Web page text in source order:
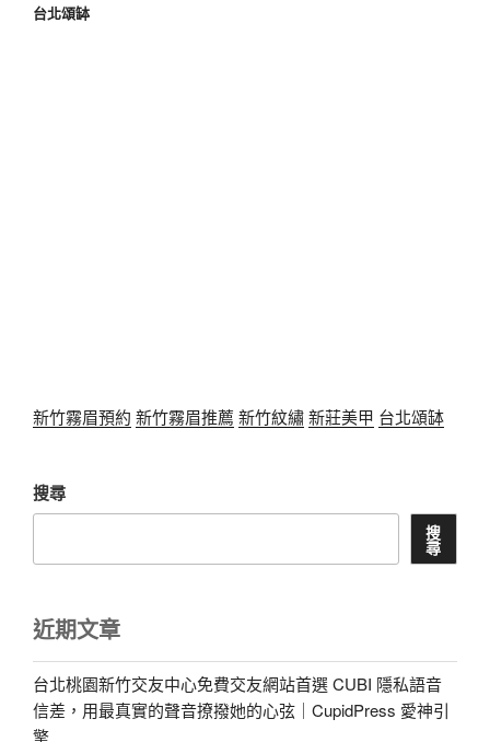
台北頌缽
新竹霧眉預約 新竹霧眉推薦 新竹紋繡新莊美甲 台北頌缽
搜尋
搜
尋
近期文章
台北桃園新竹交友中心免費交友網站首選 CUBI 隱私語音
信差，用最真實的聲音撩撥她的心弦｜CupidPress 愛神引
擎